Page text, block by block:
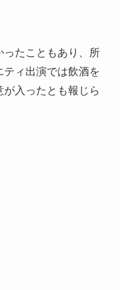
ったこともあり、所
ティ出演では飲酒を
入ったとも報じら